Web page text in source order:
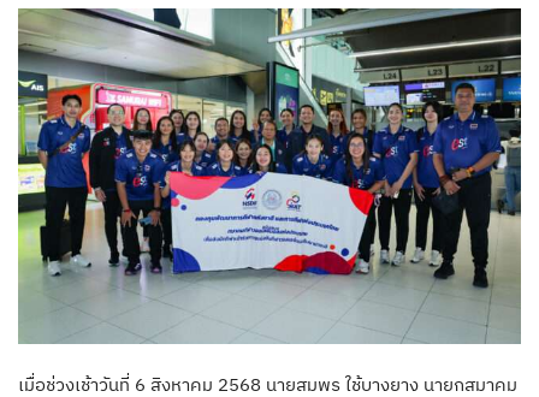
เมื่อช่วงเช้าวันที่ 6 สิงหาคม 2568 นายสมพร ใช้บางยาง นายกสมาคม